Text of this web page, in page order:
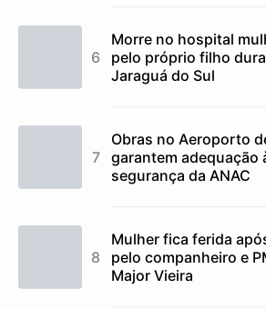
Morre no hospital
pelo próprio filho
Jaraguá do Sul
Obras no Aeroporto
garantem adequação
segurança da ANAC
Mulher fica ferida
pelo companheiro e
Major Vieira